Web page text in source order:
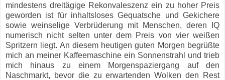
mindestens dreitägige Rekonvaleszenz ein zu hoher Preis
geworden ist für inhaltsloses Gequatsche und Gekichere
sowie weinselige Verbrüderung mit Menschen, deren IQ
numerisch nicht selten unter dem Preis von vier weißen
Spritzern liegt. An diesem heutigen guten Morgen begrüßte
mich an meiner Kaffeemaschine ein Sonnenstrahl und trieb
mich hinaus zu einem Morgenspaziergang auf den
Naschmarkt, bevor die zu erwartenden Wolken den Rest